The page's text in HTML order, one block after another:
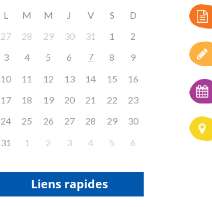
L M M J V S
D
27
28 29 30 31 1
2
3
4 5 6 7 8
9
10
11 12 13 14 15
16
17
18 19 20 21 22
23
24
25 26 27 28 29
30
31
1 2 3 4 5 6
Liens rapides